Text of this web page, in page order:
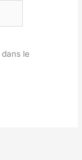
le